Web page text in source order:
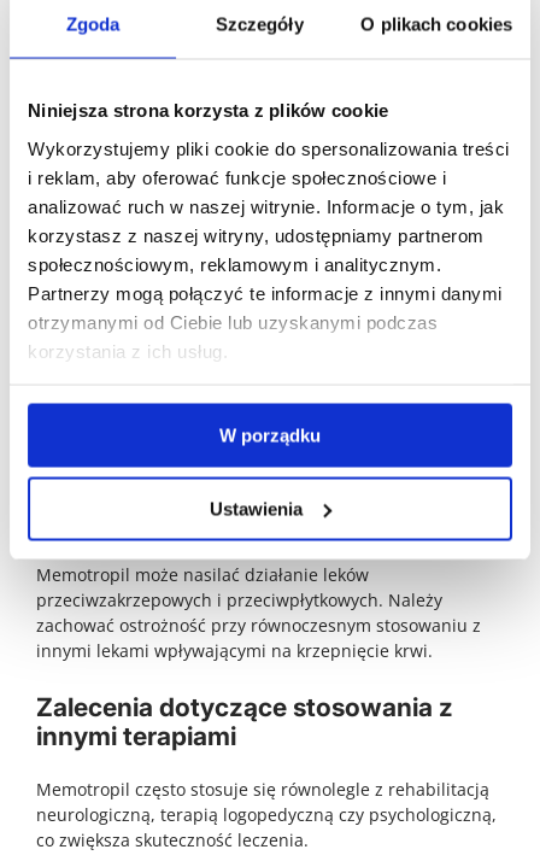
Zgoda Szczegóły O plikach cookies
Niniejsza strona korzysta z plików cookie
Wykorzystujemy pliki cookie do spersonalizowania treści
i reklam, aby oferować funkcje społecznościowe i
analizować ruch w naszej witrynie. Informacje o tym, jak
korzystasz z naszej witryny, udostępniamy partnerom
społecznościowym, reklamowym i analitycznym.
Partnerzy mogą połączyć te informacje z innymi danymi
otrzymanymi od Ciebie lub uzyskanymi podczas
korzystania z ich usług.
W porządku
Ustawienia
W przypadku pominięcia dawki należy przyjąć kolejną o
zwykłej porze, bez podwajania.
Skutki uboczne i środki ostrożności
Najczęstsze działania niepożądane:
nerwowość, bezsenność, bóle głowy,
nudności, biegunka, bóle brzucha,
zawroty głowy.
Rzadziej: reakcje alergiczne, zaburzenia krzepnięcia.
Przeciwwskazania:
krwawienia śródczaszkowe,
choroba Huntingtona,
ciąża i karmienie piersią.
Interakcje z innymi lekami
Memotropil może nasilać działanie leków
przeciwzakrzepowych i przeciwpłytkowych. Należy
zachować ostrożność przy równoczesnym stosowaniu z
innymi lekami wpływającymi na krzepnięcie krwi.
Zalecenia dotyczące stosowania z
innymi terapiami
Memotropil często stosuje się równolegle z rehabilitacją
neurologiczną, terapią logopedyczną czy psychologiczną,
co zwiększa skuteczność leczenia.